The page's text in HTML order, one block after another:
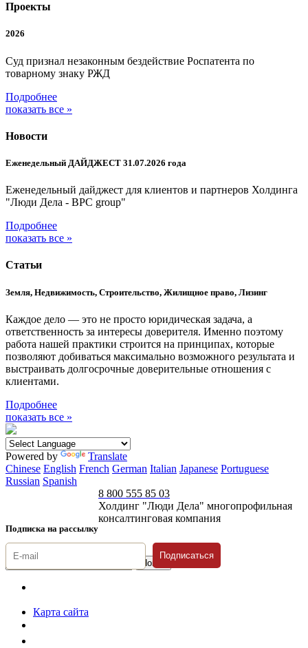
Проекты
2026
Суд признал незаконным бездействие Роспатента по
товарному знаку РЖД
Подробнее
показать все »
Новости
Еженедельный ДАЙДЖЕСТ 31.07.2026 года
Еженедельный дайджест для клиентов и партнеров Холдинга
"Люди Дела - BPC group"
Подробнее
показать все »
Статьи
Земля, Недвижимость, Строительство, Жилищное право, Лизинг
Каждое дело — это не просто юридическая задача, а
ответственность за интересы доверителя. Именно поэтому
работа нашей практики строится на принципах, которые
позволяют добиваться максимально возможного результата и
выстраивать долгосрочные доверительные отношения с
клиентами.
Подробнее
показать все »
Powered by
Translate
Chinese English French German Italian Japanese Portuguese
Russian Spanish
Подписка на рассылку
8 800 555 85 03
Холдинг "Люди Дела" многопрофильная
консалтинговая компания
Подписаться
Карта сайта